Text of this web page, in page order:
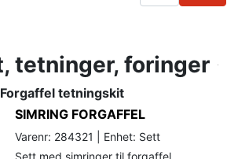
tetninger, foringer
Forgaffel tetningskit
SIMRING FORGAFFEL
Varenr: 284321 | Enhet: Sett
Sett med simringer til forgaffel.